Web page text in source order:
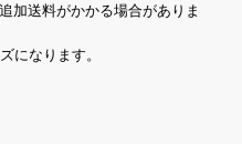
加送料がかかる場合がありま
になります。